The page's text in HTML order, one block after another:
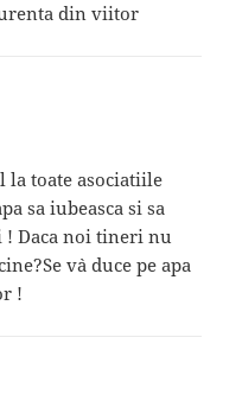
din viitor
la toate asociatiile
sa iubeasca si sa
! Daca noi tineri nu
v`a duce pe apa
!